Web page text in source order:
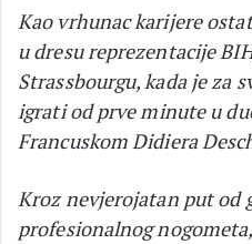
Kao vrhunac karijere
u dresu reprezentacije
Strassbourgu, kada je za
igrati od prve minute u
Francuskom Didiera
Kroz nevjerojatan put od
profesionalnog